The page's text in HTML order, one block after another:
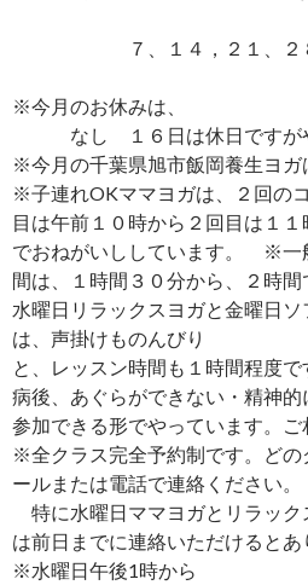
７、１４，２１、２
※今月のお休みは、
なし １６日は休日ですがや
※今月の千葉県旭市飯岡養生ヨガ
※子連れOKママヨガは、２回の
目は午前１０時から２回目は１
でおねがいししています。 ※一
間は、１時間３０分から、２時間
水曜日リラックスヨガと金曜日
は、声掛けものんびり
と、レッスン時間も１時間程度
病後、あぐらができない・精神
参加できる形でやっています。ご
※全クラス完全予約制です。どの
ールまたは電話で連絡ください。
特に水曜日ママヨガとリラック
は前日までに連絡いただけるとあ
※水曜日午後1時から